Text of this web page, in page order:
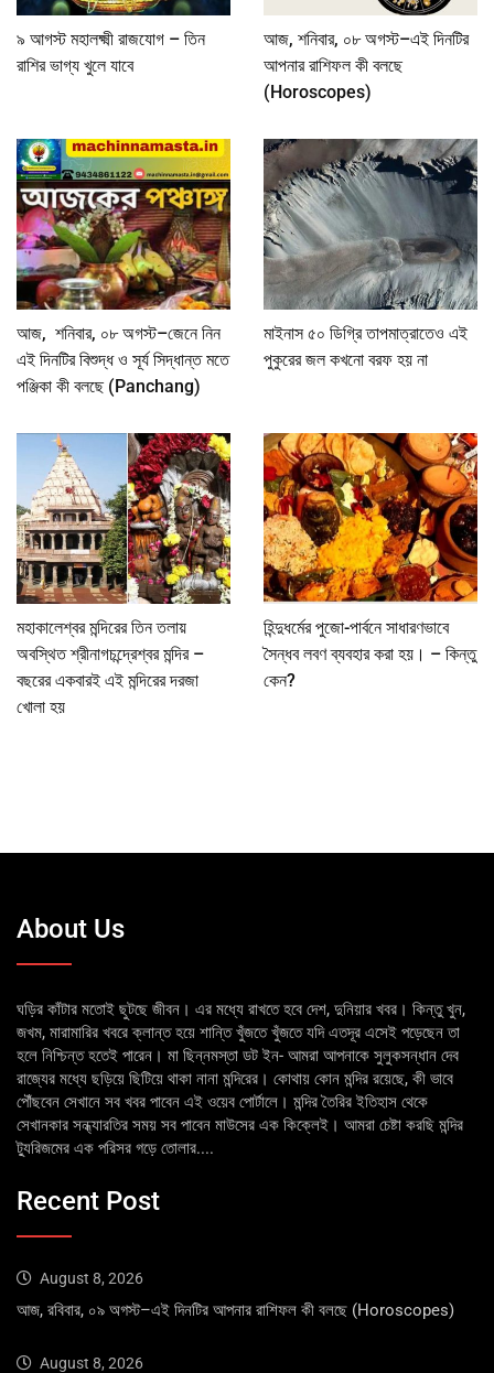
৯ আগস্ট মহালক্ষ্মী রাজযোগ – তিন
রাশির ভাগ্য খুলে যাবে
আজ, শনিবার, ০৮ অগস্ট–এই দিনটির
আপনার রাশিফল কী বলছে
(Horoscopes)
আজ, শনিবার, ০৮ অগস্ট–জেনে নিন
এই দিনটির বিশুদ্ধ ও সূর্য সিদ্ধান্ত মতে
পঞ্জিকা কী বলছে (Panchang)
মাইনাস ৫০ ডিগ্রি তাপমাত্রাতেও এই
পুকুরের জল কখনো বরফ হয় না
মহাকালেশ্বর মন্দিরের তিন তলায়
অবস্থিত শ্রীনাগচন্দ্রেশ্বর মন্দির –
বছরের একবারই এই মন্দিরের দরজা
খোলা হয়
হিন্দুধর্মের পুজো-পার্বনে সাধারণভাবে
সৈন্ধব লবণ ব্যবহার করা হয়। – কিন্তু
কেন?
About Us
ঘড়ির কাঁটার মতোই ছুটছে জীবন। এর মধ্যে রাখতে হবে দেশ, দুনিয়ার খবর। কিন্তু খুন,
জখম, মারামারির খবরে ক্লান্ত হয়ে শান্তি খুঁজতে খুঁজতে যদি এতদূর এসেই পড়েছেন তা
হলে নিশ্চিন্ত হতেই পারেন। মা ছিন্নমস্তা ডট ইন- আমরা আপনাকে সুলুকসন্ধান দেব
রাজ্যের মধ্যে ছড়িয়ে ছিটিয়ে থাকা নানা মন্দিরের। কোথায় কোন মন্দির রয়েছে, কী ভাবে
পৌঁছবেন সেখানে সব খবর পাবেন এই ওয়েব পোর্টালে। মন্দির তৈরির ইতিহাস থেকে
সেখানকার সন্ধ্যারতির সময় সব পাবেন মাউসের এক কিক্লেই। আমরা চেষ্টা করছি মন্দির
ট্যুরিজমের এক পরিসর গড়ে তোলার....
Recent Post
August 8, 2026
আজ, রবিবার, ০৯ অগস্ট–এই দিনটির আপনার রাশিফল কী বলছে (Horoscopes)
August 8, 2026